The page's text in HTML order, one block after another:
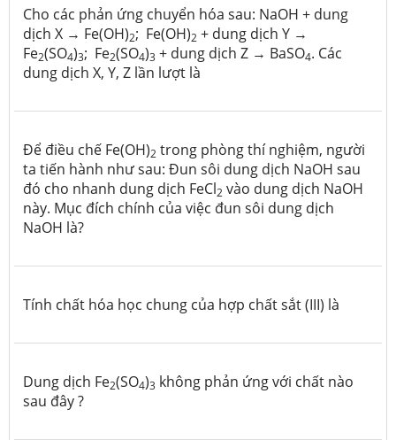
Cho các phản ứng chuyển hóa sau: NaOH + dung
dịch X → Fe(OH)2; Fe(OH)2 + dung dịch Y →
Fe2(SO4)3; Fe2(SO4)3 + dung dịch Z → BaSO4. Các
dung dịch X, Y, Z lần lượt là
Để điều chế Fe(OH)2 trong phòng thí nghiệm, người
ta tiến hành như sau: Đun sôi dung dịch NaOH sau
đó cho nhanh dung dịch FeCl2 vào dung dịch NaOH
này. Mục đích chính của việc đun sôi dung dịch
NaOH là?
Tính chất hóa học chung của hợp chất sắt (III) là
Dung dịch Fe2(SO4)3 không phản ứng với chất nào
sau đây ?